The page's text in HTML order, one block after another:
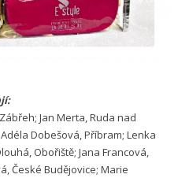
Jan Merta, Ruda nad
Dobešová, Příbram; Lenka
Obořiště; Jana Francová,
České Budějovice; Marie